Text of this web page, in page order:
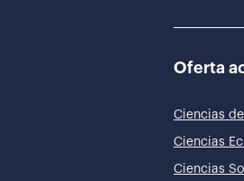
Oferta
Ciencias
Ciencias
Ciencias